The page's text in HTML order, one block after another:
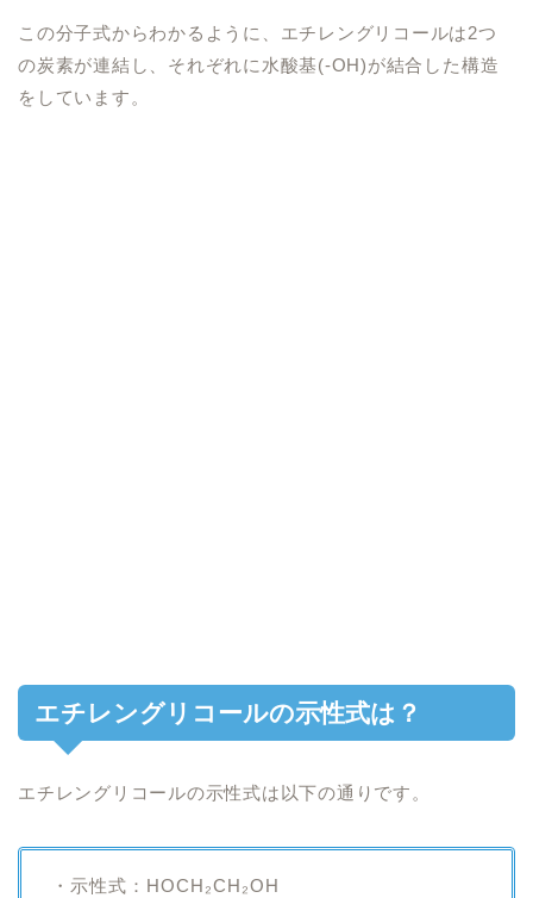
この分子式からわかるように、エチレングリコールは2つ
の炭素が連結し、それぞれに水酸基(-OH)が結合した構造
をしています。
エチレングリコールの示性式は？
エチレングリコールの示性式は以下の通りです。
・示性式：HOCH₂CH₂OH